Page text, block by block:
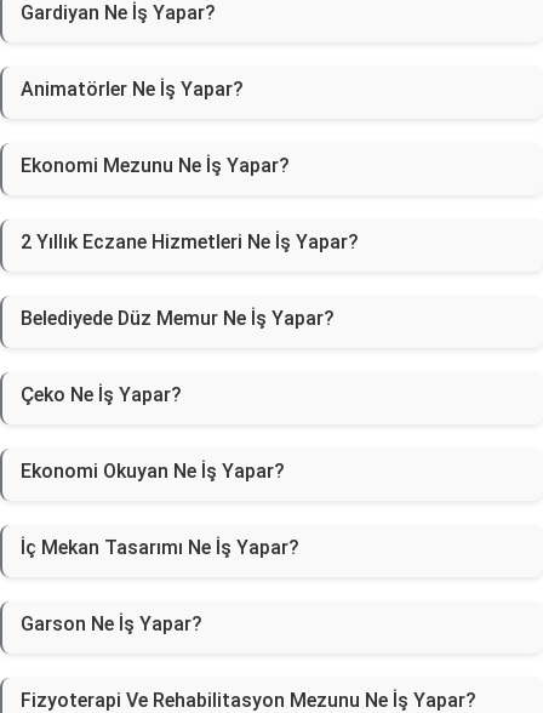
Gardiyan Ne İş Yapar?
Animatörler Ne İş Yapar?
Ekonomi Mezunu Ne İş Yapar?
2 Yıllık Eczane Hizmetleri Ne İş Yapar?
Belediyede Düz Memur Ne İş Yapar?
Çeko Ne İş Yapar?
Ekonomi Okuyan Ne İş Yapar?
İç Mekan Tasarımı Ne İş Yapar?
Garson Ne İş Yapar?
Fizyoterapi Ve Rehabilitasyon Mezunu Ne İş Yapar?